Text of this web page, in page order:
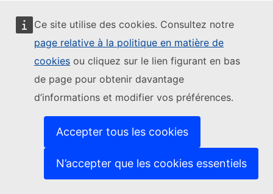
Ce site utilise des cookies. Consultez notre
page relative à la politique en matière de
cookies ou cliquez sur le lien figurant en bas
de page pour obtenir davantage
d’informations et modifier vos préférences.
Accepter tous les cookies
N’accepter que les cookies essentiels